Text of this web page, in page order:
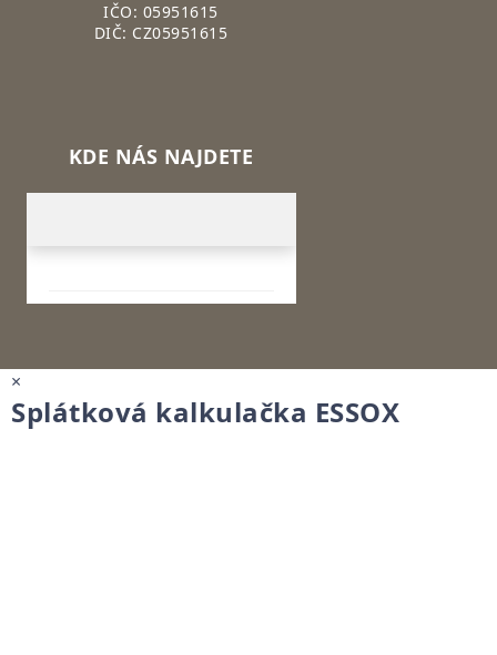
IČO: 05951615
DIČ: CZ05951615
KDE NÁS NAJDETE
×
Splátková kalkulačka ESSOX